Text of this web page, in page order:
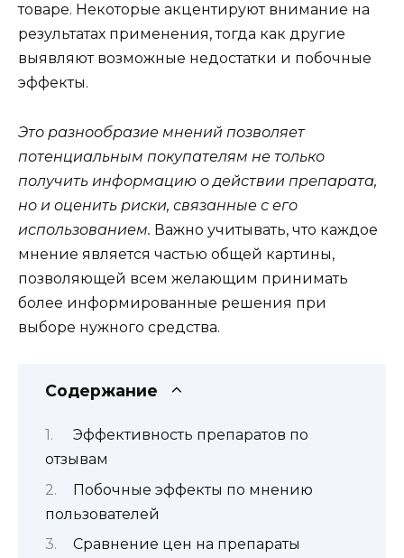
товаре. Некоторые акцентируют внимание на
результатах применения, тогда как другие
выявляют возможные недостатки и побочные
эффекты.
Это разнообразие мнений позволяет
потенциальным покупателям не только
получить информацию о действии препарата,
но и оценить риски, связанные с его
использованием. Важно учитывать, что каждое
мнение является частью общей картины,
позволяющей всем желающим принимать
более информированные решения при
выборе нужного средства.
Содержание
Эффективность препаратов по
отзывам
Побочные эффекты по мнению
пользователей
Сравнение цен на препараты